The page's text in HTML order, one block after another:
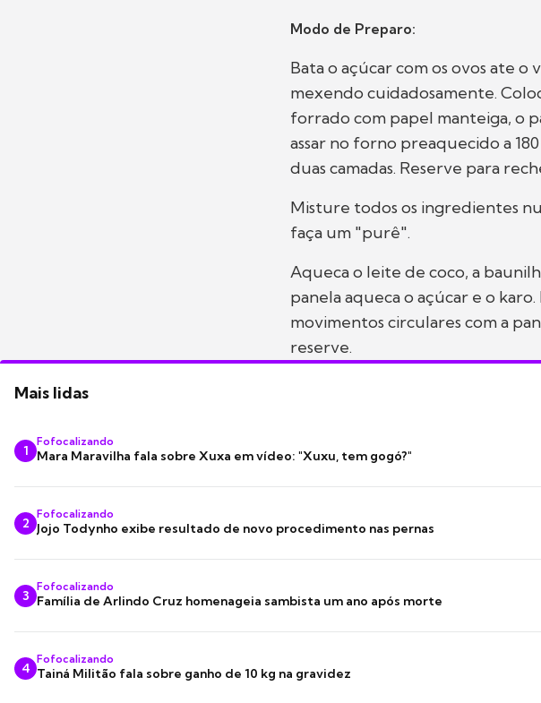
Modo de Preparo:
Bata o açúcar com os ovos ate
mexendo cuidadosamente.
forrado com papel manteiga, o
assar no forno preaquecido a
duas camadas. Reserve para
Misture todos os ingredientes
faça um "purê".
Aqueca o leite de coco, a
panela aqueca o açúcar e o
movimentos circulares com a
reserve.
Mais lidas
1
Fofocalizando
Mara Maravilha fala sobre Xuxa em vídeo: "Xuxu, tem gogó?"
2
Fofocalizando
Jojo Todynho exibe resultado de novo procedimento nas pernas
3
Fofocalizando
Família de Arlindo Cruz homenageia sambista um ano após morte
4
Fofocalizando
Tainá Militão fala sobre ganho de 10 kg na gravidez